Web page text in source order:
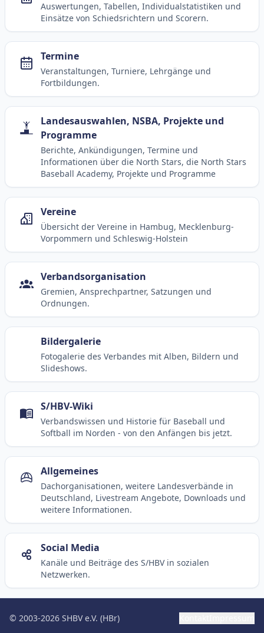
Auswertungen, Tabellen, Individualstatistiken und
Einsätze von Schiedsrichtern und Scorern.
Termine
Veranstaltungen, Turniere, Lehrgänge und
Fortbildungen.
Landesauswahlen, NSBA, Projekte und
Programme
Berichte, Ankündigungen, Termine und
Informationen über die North Stars, die North Stars
Baseball Academy, Projekte und Programme
Vereine
Übersicht der Vereine in Hambug, Mecklenburg-
Vorpommern und Schleswig-Holstein
Verbandsorganisation
Gremien, Ansprechpartner, Satzungen und
Ordnungen.
Bildergalerie
Fotogalerie des Verbandes mit Alben, Bildern und
Slideshows.
S/HBV-Wiki
Verbandswissen und Historie für Baseball und
Softball im Norden - von den Anfängen bis jetzt.
Allgemeines
Dachorganisationen, weitere Landesverbände in
Deutschland, Livestream Angebote, Downloads und
weitere Informationen.
Social Media
Kanäle und Beiträge des S/HBV in sozialen
Netzwerken.
© 2003-2026 SHBV e.V. (HBr)